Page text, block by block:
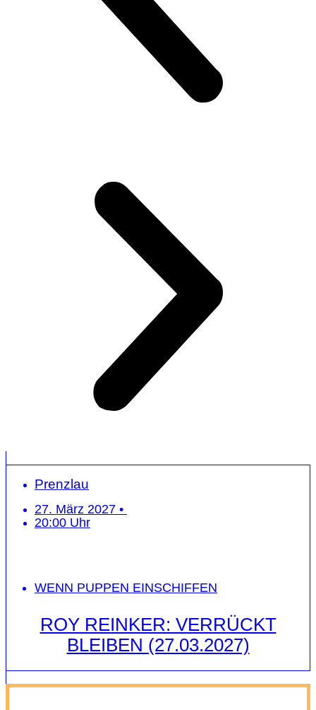
Prenzlau
27. März 2027 •
20:00 Uhr
WENN PUPPEN EINSCHIFFEN
ROY REINKER: VERRÜCKT
BLEIBEN (27.03.2027)